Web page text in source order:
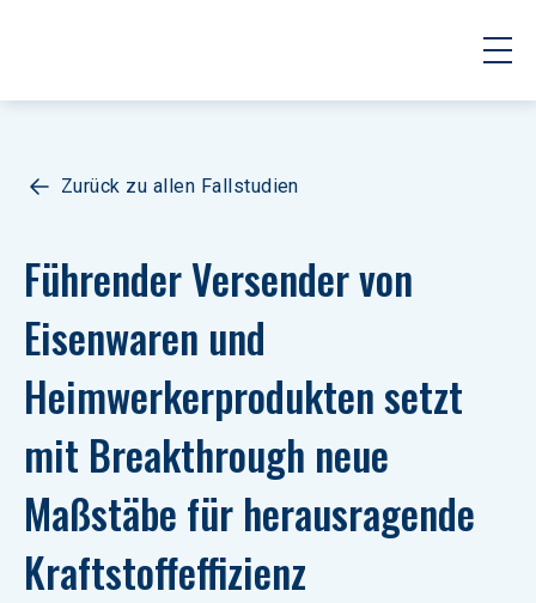
Zurück zu allen Fallstudien
Führender Versender von
Eisenwaren und
Heimwerkerprodukten setzt
mit Breakthrough neue
Maßstäbe für herausragende
Kraftstoffeffizienz